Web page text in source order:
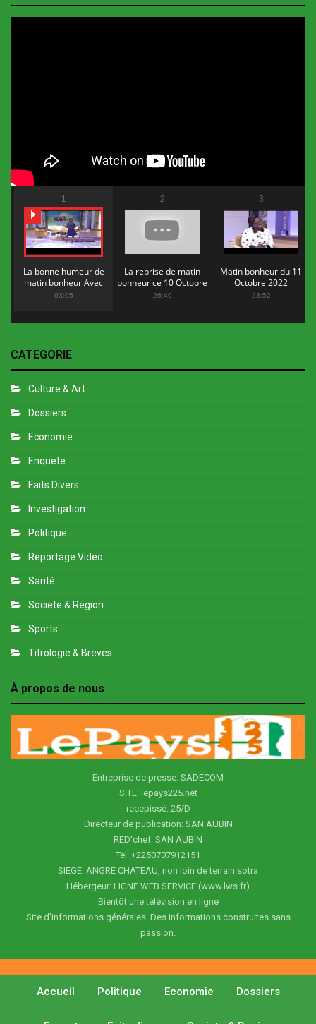
1
La bonne humeur de
matin bonheur Avec
Flopy Mendosa
03:05
2
La reprise de matin
bonheur ce 10 Octobre
2022
26:40
3
Matin bonheur du 11
Octobre 2022
23:52
CATEGORIE
Culture & Art
Dossiers
Economie
Enquete
Faits Divers
Investigation
Politique
Reportage Video
Santé
Societe & Region
Sports
Titrologie & Breves
À propos de nous
Entreprise de presse: SADECOM
SITE: lepays225.net
recepissé: 25/D
Directeur de publication: SAN AUBIN
RED'chef: SAN AUBIN
Tel: +2250707912151
SIEGE: ANGRE CHATEAU, non loin de terrain sotra
Hébergeur: LIGNE WEB SERVICE (www.lws.fr)
Bientôt une télévision en ligne
Site d'informations générales. Des informations construites sans
passion.
Accueil Politique Economie Dossiers